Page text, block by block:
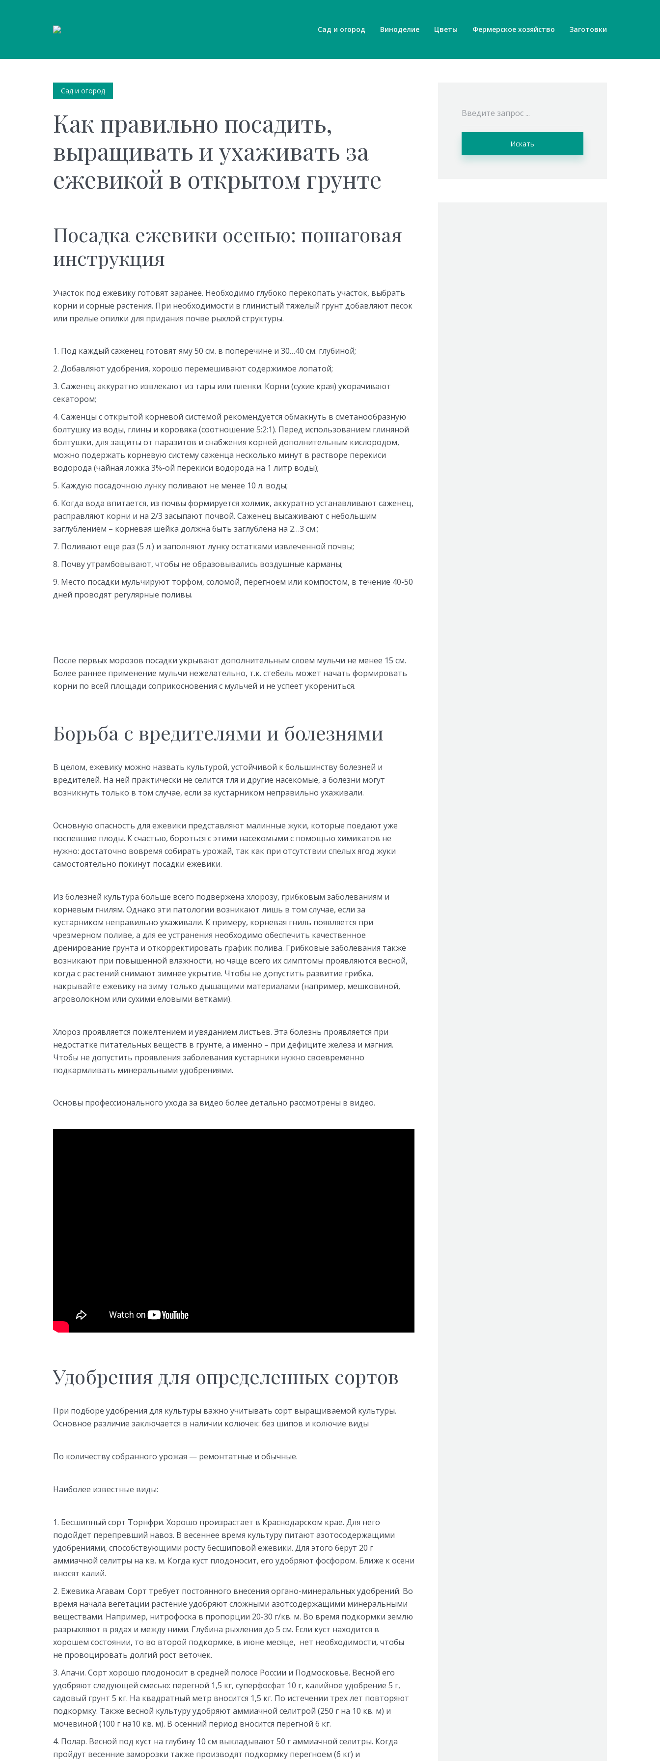
Сад и огород Виноделие Цветы Фермерское хозяйство Заготовки
Сад и огород
Как правильно посадить,
выращивать и ухаживать за
ежевикой в открытом грунте
Посадка ежевики осенью: пошаговая
инструкция
Участок под ежевику готовят заранее. Необходимо глубоко перекопать участок, выбрать
корни и сорные растения. При необходимости в глинистый тяжелый грунт добавляют песок
или прелые опилки для придания почве рыхлой структуры.
Под каждый саженец готовят яму 50 см. в поперечине и 30…40 см. глубиной;
Добавляют удобрения, хорошо перемешивают содержимое лопатой;
Саженец аккуратно извлекают из тары или пленки. Корни (сухие края) укорачивают
секатором;
Саженцы с открытой корневой системой рекомендуется обмакнуть в сметанообразную
болтушку из воды, глины и коровяка (соотношение 5:2:1). Перед использованием глиняной
болтушки, для защиты от паразитов и снабжения корней дополнительным кислородом,
можно подержать корневую систему саженца несколько минут в растворе перекиси
водорода (чайная ложка 3%-ой перекиси водорода на 1 литр воды);
Каждую посадочною лунку поливают не менее 10 л. воды;
Когда вода впитается, из почвы формируется холмик, аккуратно устанавливают саженец,
расправляют корни и на 2/3 засыпают почвой. Саженец высаживают с небольшим
заглублением – корневая шейка должна быть заглублена на 2…3 см.;
Поливают еще раз (5 л.) и заполняют лунку остатками извлеченной почвы;
Почву утрамбовывают, чтобы не образовывались воздушные карманы;
Место посадки мульчируют торфом, соломой, перегноем или компостом, в течение 40-50
дней проводят регулярные поливы.
После первых морозов посадки укрывают дополнительным слоем мульчи не менее 15 см.
Более раннее применение мульчи нежелательно, т.к. стебель может начать формировать
корни по всей площади соприкосновения с мульчей и не успеет укорениться.
Борьба с вредителями и болезнями
В целом, ежевику можно назвать культурой, устойчивой к большинству болезней и
вредителей. На ней практически не селится тля и другие насекомые, а болезни могут
возникнуть только в том случае, если за кустарником неправильно ухаживали.
Основную опасность для ежевики представляют малинные жуки, которые поедают уже
поспевшие плоды. К счастью, бороться с этими насекомыми с помощью химикатов не
нужно: достаточно вовремя собирать урожай, так как при отсутствии спелых ягод жуки
самостоятельно покинут посадки ежевики.
Из болезней культура больше всего подвержена хлорозу, грибковым заболеваниям и
корневым гнилям. Однако эти патологии возникают лишь в том случае, если за
кустарником неправильно ухаживали. К примеру, корневая гниль появляется при
чрезмерном поливе, а для ее устранения необходимо обеспечить качественное
дренирование грунта и откорректировать график полива. Грибковые заболевания также
возникают при повышенной влажности, но чаще всего их симптомы проявляются весной,
когда с растений снимают зимнее укрытие. Чтобы не допустить развитие грибка,
накрывайте ежевику на зиму только дышащими материалами (например, мешковиной,
агроволокном или сухими еловыми ветками).
Хлороз проявляется пожелтением и увяданием листьев. Эта болезнь проявляется при
недостатке питательных веществ в грунте, а именно – при дефиците железа и магния.
Чтобы не допустить проявления заболевания кустарники нужно своевременно
подкармливать минеральными удобрениями.
Основы профессионального ухода за видео более детально рассмотрены в видео.
Удобрения для определенных сортов
При подборе удобрения для культуры важно учитывать сорт выращиваемой культуры.
Основное различие заключается в наличии колючек: без шипов и колючие виды
По количеству собранного урожая — ремонтатные и обычные.
Наиболее известные виды:
Бесшипный сорт Торнфри. Хорошо произрастает в Краснодарском крае. Для него
подойдет перепревший навоз. В весеннее время культуру питают азотосодержащими
удобрениями, способствующими росту бесшиповой ежевики. Для этого берут 20 г
аммиачной селитры на кв. м. Когда куст плодоносит, его удобряют фосфором. Ближе к осени
вносят калий.
Ежевика Агавам. Сорт требует постоянного внесения органо-минеральных удобрений. Во
время начала вегетации растение удобряют сложными азотсодержащими минеральными
веществами. Например, нитрофоска в пропорции 20-30 г/кв. м. Во время подкормки землю
разрыхляют в рядах и между ними. Глубина рыхления до 5 см. Если куст находится в
хорошем состоянии, то во второй подкормке, в июне месяце, нет необходимости, чтобы
не провоцировать долгий рост веточек.
Апачи. Сорт хорошо плодоносит в средней полосе России и Подмосковье. Весной его
удобряют следующей смесью: перегной 1,5 кг, суперфосфат 10 г, калийное удобрение 5 г,
садовый грунт 5 кг. На квадратный метр вносится 1,5 кг. По истечении трех лет повторяют
подкормку. Также весной культуру удобряют аммиачной селитрой (250 г на 10 кв. м) и
мочевиной (100 г на10 кв. м). В осенний период вносится перегной 6 кг.
Полар. Весной под куст на глубину 10 см выкладывают 50 г аммиачной селитры. Когда
пройдут весенние заморозки также производят подкормку перегноем (6 кг) и
Искать